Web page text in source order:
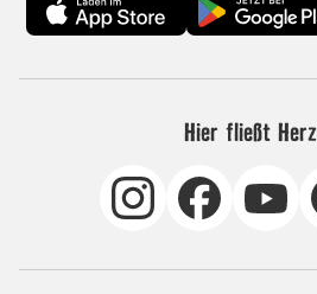
Hier fließt